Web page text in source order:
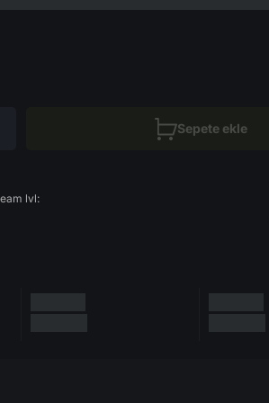
Sepete ekle
lvl: